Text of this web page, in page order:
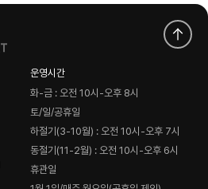
운영시간
화-금 : 오전 10시-오후 8시
토/일/공휴일
하절기(3-10월) : 오전 10시-오후 7시
동절기(11-2월) : 오전 10시-오후 6시
휴관일